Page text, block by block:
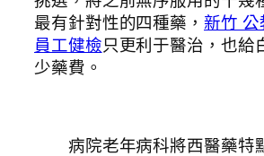
最有針對性的四種藥， 新竹 公
員工健檢只更利于醫治，也給
少藥費。
病院老年病科將西醫藥特